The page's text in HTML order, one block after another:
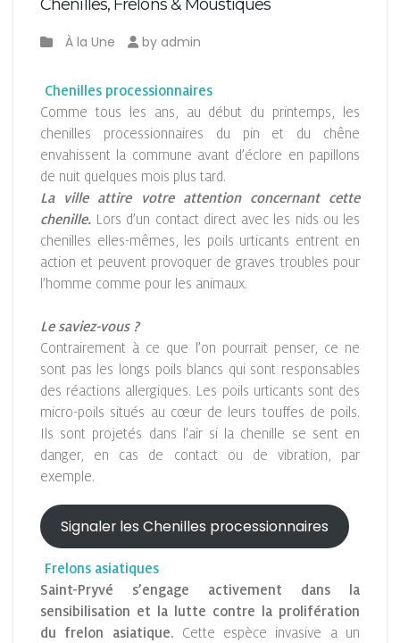
Chenilles, Frelons & Moustiques
À la Une by admin
Chenilles processionnaires
Comme tous les ans, au début du printemps, les
chenilles processionnaires du pin et du chêne
envahissent la commune avant d’éclore en papillons
de nuit quelques mois plus tard.
La ville attire votre attention concernant cette
chenille. Lors d’un contact direct avec les nids ou les
chenilles elles-mêmes, les poils urticants entrent en
action et peuvent provoquer de graves troubles pour
l’homme comme pour les animaux.
Le saviez-vous ?
Contrairement à ce que l’on pourrait penser, ce ne
sont pas les longs poils blancs qui sont responsables
des réactions allergiques. Les poils urticants sont des
micro-poils situés au cœur de leurs touffes de poils.
Ils sont projetés dans l’air si la chenille se sent en
danger, en cas de contact ou de vibration, par
exemple.
Signaler les Chenilles processionnaires
Frelons asiatiques
Saint-Pryvé s’engage activement dans la
sensibilisation et la lutte contre la prolifération
du frelon asiatique. Cette espèce invasive a un